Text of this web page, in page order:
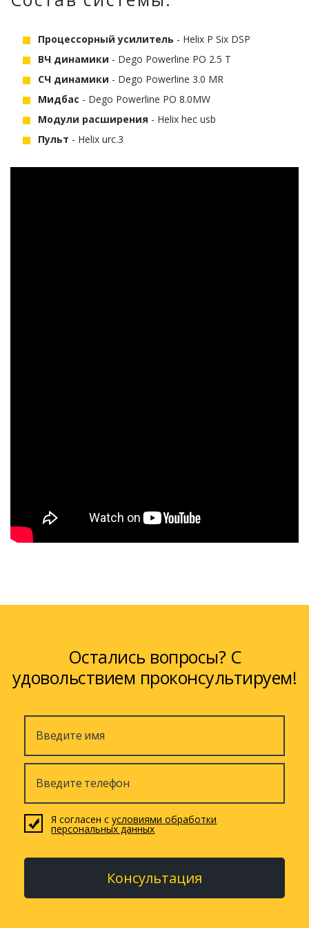
Процессорный усилитель - Helix P Six DSP
ВЧ динамики - Dego Powerline PO 2.5 T
СЧ динамики - Dego Powerline 3.0 MR
Мидбас - Dego Powerline PO 8.0MW
Модули расширения - Helix hec usb
Пульт - Helix urc.3
Остались вопросы? С
удовольствием проконсультируем!
Я согласен сусловиями обработки
персональных данных
Консультация